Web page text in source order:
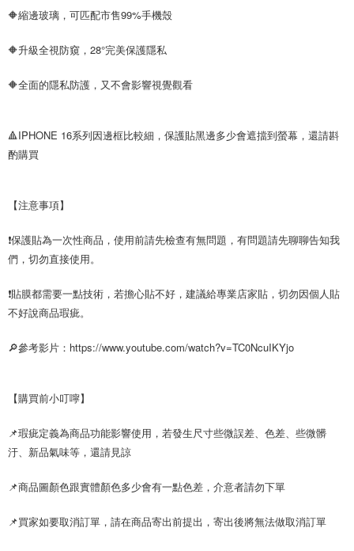
🔶縮邊玻璃，可匹配市售99%手機殼
🔶升級全視防窺，28°完美保護隱私
🔶全面的隱私防護，又不會影響視覺觀看
🔺IPHONE 16系列因邊框比較細，保護貼黑邊多少會遮擋到螢幕，還請斟
酌購買
【注意事項】
❗保護貼為一次性商品，使用前請先檢查有無問題，有問題請先聊聊告知我
們，切勿直接使用。
❗貼膜都需要一點技術，若擔心貼不好，建議給專業店家貼，切勿因個人貼
不好說商品瑕疵。
🔎參考影片：https://www.youtube.com/watch?v=TC0NcuIKYjo
【購買前小叮嚀】
📌瑕疵定義為商品功能影響使用，若發生尺寸些微誤差、色差、些微髒
汙、新品氣味等，還請見諒
📌商品圖顏色跟實體顏色多少會有一點色差，介意者請勿下單
📌買家如要取消訂單，請在商品寄出前提出，寄出後將無法做取消訂單